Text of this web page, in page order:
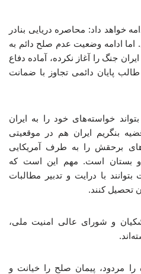
خواهد داد: محاصره دریایی بنادر
اما ادامه وضعیت عدم صلح دائم به
جنگ را آغاز نکرده، آماده دفاع
پایان دائمی تجاوز با ضمانت
خواسته‌های خود را به ایران
بنگریم ایران هم در موقعیتی
برحقش را به طرف آمریکایی
و بستان است. مهم این است که
بتوانند با درایت و تدبیر مطالبات
تحصیل کنند.
و شورای عالی امنیت ملی،
مردود، پیمان صلح را خیانت و